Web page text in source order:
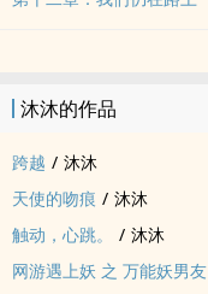
沐沐的作品
跨越 / 沐沐
天使的吻痕 / 沐沐
触动，心跳。
/ 沐沐
网游遇上妖 之 万能妖男友